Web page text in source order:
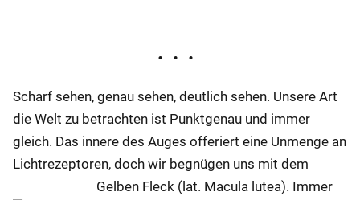
Scharf sehen, genau sehen, deutlich sehen. Unsere Art
die Welt zu betrachten ist Punktgenau und immer
gleich. Das innere des Auges offeriert eine Unmenge an
Lichtrezeptoren, doch wir begnügen uns mit dem
Gelben Fleck (lat. Macula lutea). Immer